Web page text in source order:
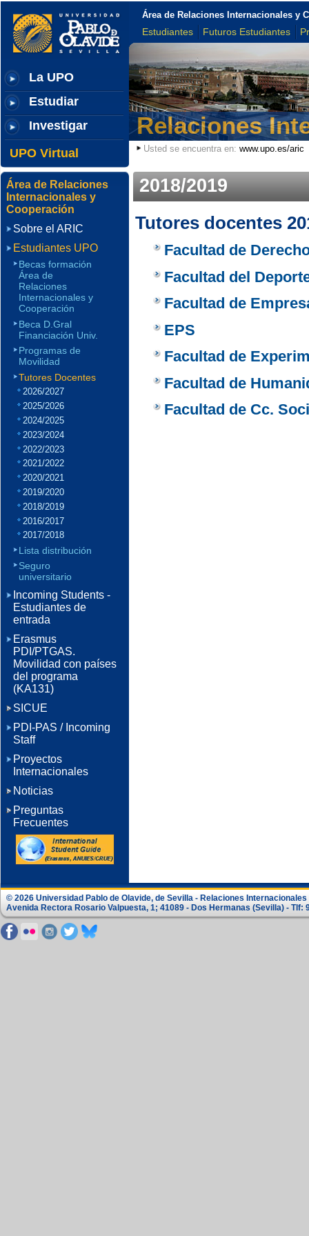
La UPO
Estudiar
Investigar
UPO Virtual
Área de Relaciones Internacionales y
Estudiantes Futuros Estudiantes
Relaciones
Usted se encuentra en: www.upo.es/aric
2018/2019
Tutores docentes
Facultad de
Facultad del
Facultad de
EPS
Facultad de
Facultad de
Facultad de Cc.
Área de Relaciones
Internacionales y
Cooperación
Sobre el ARIC
Estudiantes UPO
Becas formación
Área de
Relaciones
Internacionales y
Cooperación
Beca D.Gral
Financiación Univ.
Programas de
Movilidad
Tutores Docentes
2026/2027
2025/2026
2024/2025
2023/2024
2022/2023
2021/2022
2020/2021
2019/2020
2018/2019
2016/2017
2017/2018
Lista distribución
Seguro
universitario
Incoming Students -
Estudiantes de
entrada
Erasmus
PDI/PTGAS.
Movilidad con países
del programa
(KA131)
SICUE
PDI-PAS / Incoming
Staff
Proyectos
Internacionales
Noticias
Preguntas
Frecuentes
© 2026 Universidad Pablo de Olavide, de Sevilla - Relaciones
Avenida Rectora Rosario Valpuesta, 1; 41089 - Dos Hermanas (Sevilla) - Tlf: